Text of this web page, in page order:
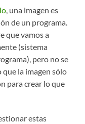
, una imagen es
de un programa.
que vamos a
(sistema
pero no se
la imagen sólo
para crear lo que
estas